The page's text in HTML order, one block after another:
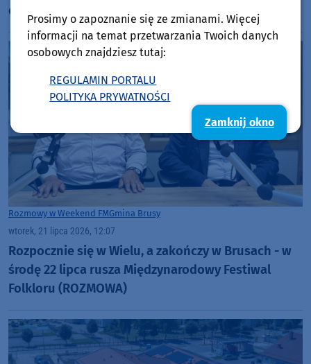
odbiorowa
Rozmowy w Weekend FMGmina Brusy
wtorek, 21 lipca 2026, 12:07
Rozpocznie się w Wielu, a zakończy w Brusach - w
środę 22 lipca rusza Międzynarodowy Festiwal
Folkloru (ROZMOWA)
Prosimy o zapoznanie się ze zmianami. Więcej
informacji na temat przetwarzania Twoich danych
osobowych znajdziesz tutaj:
REGULAMIN PORTALU
POLITYKA PRYWATNOŚCI
Zamknij okno